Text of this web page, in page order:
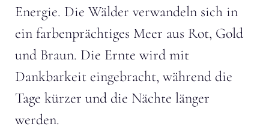
Energie. Die Wälder verwandeln sich in
ein farbenprächtiges Meer aus Rot, Gold
und Braun. Die Ernte wird mit
Dankbarkeit eingebracht, während die
Tage kürzer und die Nächte länger
werden.